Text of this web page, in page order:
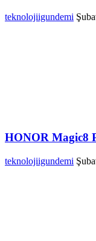
teknolojiigundemi
HONOR Magic8
teknolojiigundemi